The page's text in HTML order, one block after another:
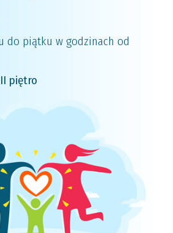
do piątku w godzinach od
piętro